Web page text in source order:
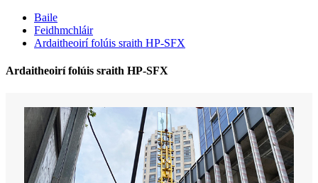
Baile
Feidhmchláir
Ardaitheoirí folúis sraith HP-SFX
Ardaitheoirí folúis sraith HP-SFX